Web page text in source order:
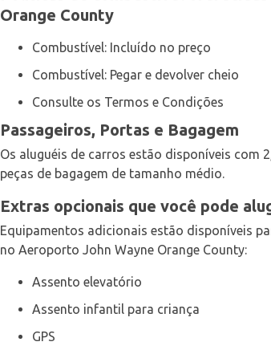
Orange County
Combustível: Incluído no preço
Combustível: Pegar e devolver cheio
Consulte os Termos e Condições
Passageiros, Portas e Bagagem
Os aluguéis de carros estão disponíveis com
peças de bagagem de tamanho médio.
Extras opcionais que você pode
Equipamentos adicionais estão disponíveis
no Aeroporto John Wayne Orange County:
Assento elevatório
Assento infantil para criança
GPS